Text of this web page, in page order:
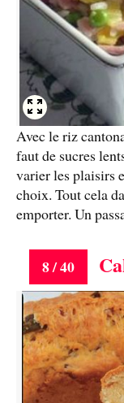
Avec le riz
faut de sucres
varier les plaisirs
choix. Tout cela
emporter. Un
8 / 40